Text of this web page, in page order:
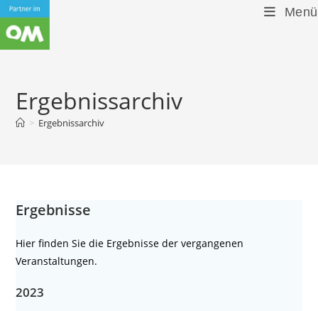
Zum
Inhalt
springen
Menü
Ergebnissarchiv
> Ergebnissarchiv
Ergebnisse
Hier finden Sie die Ergebnisse der vergangenen
Veranstaltungen.
2023